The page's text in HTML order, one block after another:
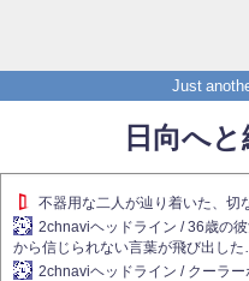
Just
日向へ
不器用な二人が辿り着いた、切
2chnaviヘッドライン / 36歳の
から信じられない言葉が飛び出し
2chnaviヘッドライン / クーラ